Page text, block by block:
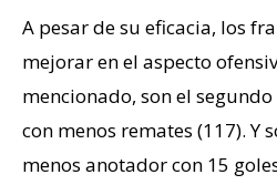
A pesar de su eficacia, los
mejorar en el aspecto
mencionado, son el
con menos remates (117). Y
menos anotador con 15